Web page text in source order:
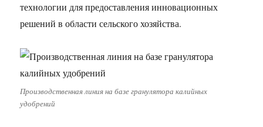
технологии для предоставления инновационных
решений в области сельского хозяйства.
Производственная линия на базе гранулятора калийных
удобрений